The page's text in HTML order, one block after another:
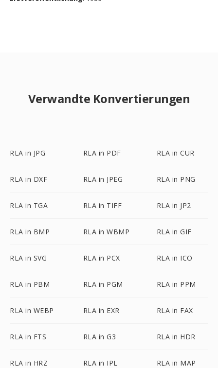
Verwandte Konvertierungen
RLA in JPG RLA in PDF RLA in CUR
RLA in DXF RLA in JPEG RLA in PNG
RLA in TGA RLA in TIFF RLA in JP2
RLA in BMP RLA in WBMP RLA in GIF
RLA in SVG RLA in PCX RLA in ICO
RLA in PBM RLA in PGM RLA in PPM
RLA in WEBP RLA in EXR RLA in FAX
RLA in FTS RLA in G3 RLA in HDR
RLA in HRZ RLA in IPL RLA in MAP